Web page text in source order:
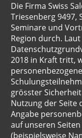
Die Firma Swiss
Triesenberg 9497,
Seminare und
Region durch.
2018 in Kraft tritt,
grösster
Nutzung der Seite
Angabe
auf unseren
(beispielsweise